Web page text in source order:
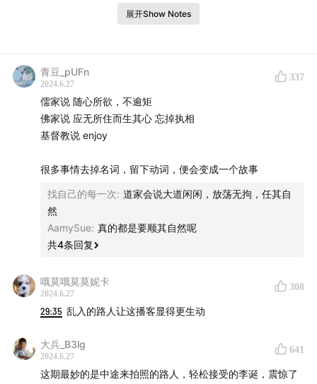
02:50 看与被看：你瞅啥？瞅你咋地？
一个小观点：做教育的人，可以在空间设计上花点
“在上海你是写不好的，你必须回到内蒙古，面对着
大雪、草原和山”
暴露人生，泥沙俱下
19:48 应无所住，而生其心。这是佛祖说的
27:50 谁更了解托尔斯泰？俄罗斯文学专家，还是我的妈
展开Show Notes
青豆_pUFn
2024.6.27
337
儒家说 随心所欲，不逾矩
​佛家说 应无所住而生其心 忘掉执相
​基督教说 enjoy
很多事情​去掉名词，留下动词，便会变成一个故事
找自己的每一次: 道家会说大道闲闲，放荡无拘，任其自
然
AamySue: 真的都是要顺其自然呢
共4条回复
哦莫哦莫莫妮卡
2024.6.27
308
29:35 乱入的路人让这播客显得更生动
大兵_B3lg
2024.6.27
641
这期最妙的是中途来拍照的路人，轻松接受的李诞，震惊了